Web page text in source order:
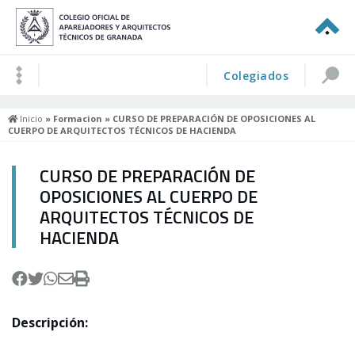
Colegiados
Inicio » Formacion » CURSO DE PREPARACIÓN DE OPOSICIONES AL
CUERPO DE ARQUITECTOS TÉCNICOS DE HACIENDA
CURSO DE PREPARACIÓN DE
OPOSICIONES AL CUERPO DE
ARQUITECTOS TÉCNICOS DE
HACIENDA
Descripción: